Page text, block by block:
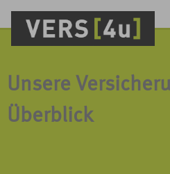
Unsere
Überblick